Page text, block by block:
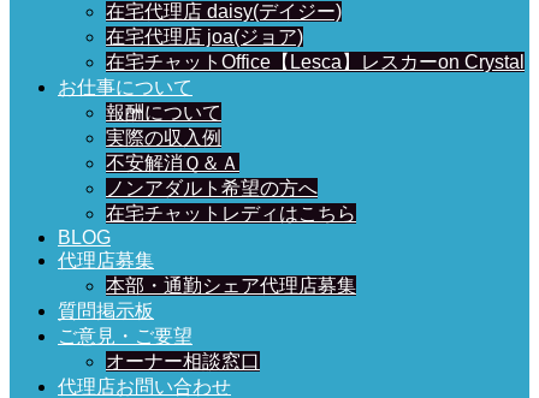
在宅代理店 daisy(デイジー)
在宅代理店 joa(ジョア)
在宅チャットOffice【Lesca】レスカーon Crystal
お仕事について
報酬について
実際の収入例
不安解消Ｑ＆Ａ
ノンアダルト希望の方へ
在宅チャットレディはこちら
BLOG
代理店募集
本部・通勤シェア代理店募集
質問掲示板
ご意見・ご要望
オーナー相談窓口
代理店お問い合わせ